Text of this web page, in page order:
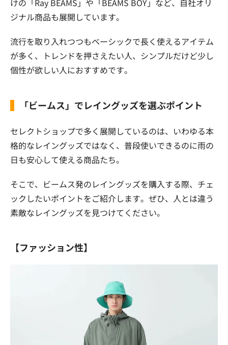
けの「Ray BEAMS」や「BEAMS BOY」など、自社オリ
ジナル商品も展開しています。
流行を取り入れつつもベーシックで長く使えるアイテム
が多く、トレンドを押さえたい人、シンプルだけど少し
個性が欲しい人におすすめです。
「ビームス」でレイングッズを選ぶポイント
セレクトショップで多く展開しているのは、いわゆる本
格的なレイングッズではなく、普段使いできるのに雨の
日も安心して使える商品たち。
そこで、ビームス発のレイングッズを購入する際、チェ
ックしたいポイントをご紹介します。ぜひ、人とは違う
素敵なレイングッズを見つけてください。
【ファッション性】